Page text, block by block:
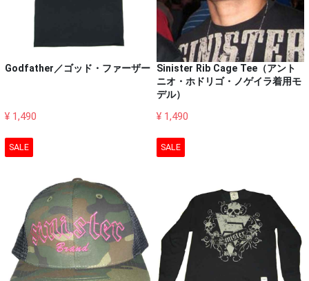
Godfather／ゴッド・ファーザー
¥ 1,490
Sinister Rib Cage Tee（アント
ニオ・ホドリゴ・ノゲイラ着用モ
デル）
¥ 1,490
SALE SALE